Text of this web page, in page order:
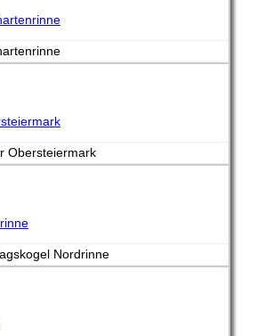
Obersteiermark
Nordrinne